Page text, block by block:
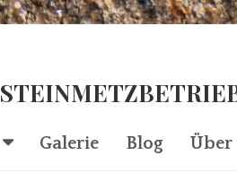
Galerie Blog Über